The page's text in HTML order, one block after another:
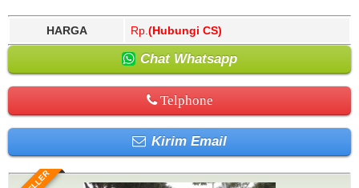
HARGA Rp. (Hubungi CS)
Chat Whatsapp
Telphone
Kirim Email